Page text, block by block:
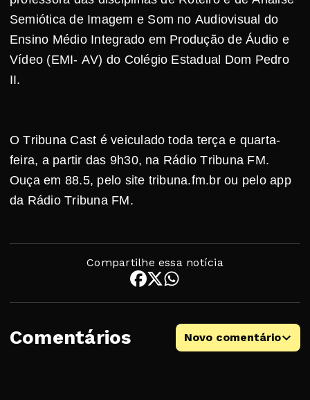
Semiótica de Imagem e Som no Audiovisual do
Ensino Médio Integrado em Produção de Áudio e
Vídeo (EMI- AV) do Colégio Estadual Dom Pedro
II.
O Tribuna Cast é veiculado toda terça e quarta-
feira, a partir das 9h30, na Rádio Tribuna FM.
Ouça em 88.5, pelo site tribuna.fm.br ou pelo app
da Rádio Tribuna FM.
Compartilhe essa notícia
Comentários Novo comentário